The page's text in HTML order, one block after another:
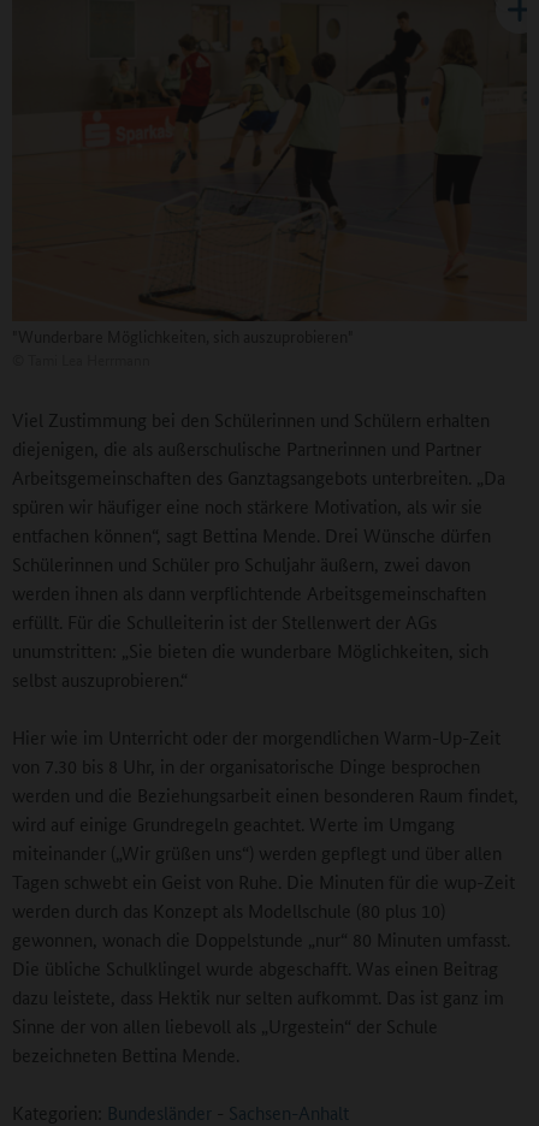
Viel Zustimmung bei den Schülerinnen und Schülern erhalten
diejenigen, die als außerschulische Partnerinnen und Partner
Arbeitsgemeinschaften des Ganztagsangebots unterbreiten. „Da
spüren wir häufiger eine noch stärkere Motivation, als wir sie
entfachen können“, sagt Bettina Mende. Drei Wünsche dürfen
Schülerinnen und Schüler pro Schuljahr äußern, zwei davon
werden ihnen als dann verpflichtende Arbeitsgemeinschaften
erfüllt. Für die Schulleiterin ist der Stellenwert der AGs
unumstritten: „Sie bieten die wunderbare Möglichkeiten, sich
selbst auszuprobieren.“
Hier wie im Unterricht oder der morgendlichen Warm-Up-Zeit
von 7.30 bis 8 Uhr, in der organisatorische Dinge besprochen
werden und die Beziehungsarbeit einen besonderen Raum findet,
wird auf einige Grundregeln geachtet. Werte im Umgang
miteinander („Wir grüßen uns“) werden gepflegt und über allen
Tagen schwebt ein Geist von Ruhe. Die Minuten für die wup-Zeit
werden durch das Konzept als Modellschule (80 plus 10)
gewonnen, wonach die Doppelstunde „nur“ 80 Minuten umfasst.
Die übliche Schulklingel wurde abgeschafft. Was einen Beitrag
dazu leistete, dass Hektik nur selten aufkommt. Das ist ganz im
Sinne der von allen liebevoll als „Urgestein“ der Schule
bezeichneten Bettina Mende.
Kategorien: Bundesländer - Sachsen-Anhalt